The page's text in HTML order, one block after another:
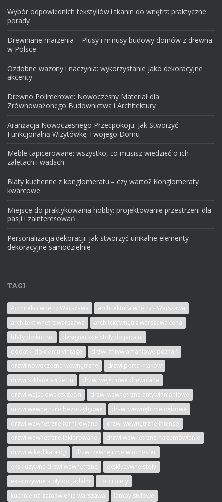
Wybór odpowiednich tekstyliów i tkanin do wnętrz: praktyczne
porady
Drewniane marzenia – Plusy i minusy budowy domów z drewna
w Polsce
Ozdobne wazony i naczynia: wykorzystanie jako dekoracyjne
akcenty
Drewno Polimerowe: Nowoczesny Materiał dla
Zrównoważonego Budownictwa i Architektury
Aranżacja Nowoczesnego Przedpokoju: Jak Stworzyć
Funkcjonalną Wizytówkę Twojego Domu
Meble tapicerowane: wszystko, co musisz wiedzieć o ich
zaletach i wadach
Blaty kuchenne z konglomeratu – czy warto? Konglomeraty
kwarcowe
Miejsce do praktykowania hobby: projektowanie przestrzeni dla
pasji i zainteresowań
Personalizacja dekoracji: jak stworzyć unikalne elementy
dekoracyjne samodzielnie
TAGI
Architekci wnętrz Warszawa
architektura wnętrz - Warszawa
architekt wnętrz warszawa
architekt wnętrz warszawa cena
blaty do kuchni
designerskie stoły do jadalni
dodatki do domu vintage
drzwi antywłamaniowe poznań
drzwi nowoczesne wewnętrzne
drzwi porta kraków
drzwi szklane szczecin
drzwi wejściowe drewniane
drzwi wejściowe szczecin
drzwi wewnętrzne antywłamaniowe
drzwi wewnętrzne bezprzylgowe
drzwi wewnętrzne dębowe
drzwi wewnętrzne fornirowane
drzwi wewnętrzne intenso
drzwi wewnętrzne lakierowane
drzwi wewnętrzne na zamówienie
drzwi wikęd katalog
drzwi zewnętrzne winchester
ekskluzywne drzwi wewnętrzne
ekskluzywne stoły
ekskluzywne stoły do jadalni
Fotorolety
kuchnie na zamówienie warszawa
lampy stylowe